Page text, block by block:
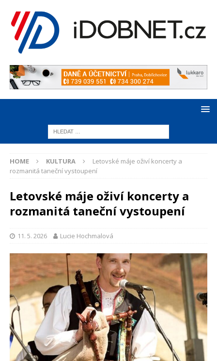
HOME KULTURA
Letovské máje oživí koncerty a
rozmanitá taneční vystoupení
Letovské máje oživí koncerty a
rozmanitá taneční vystoupení
11. 5. 2026 Lucie Hochmalová